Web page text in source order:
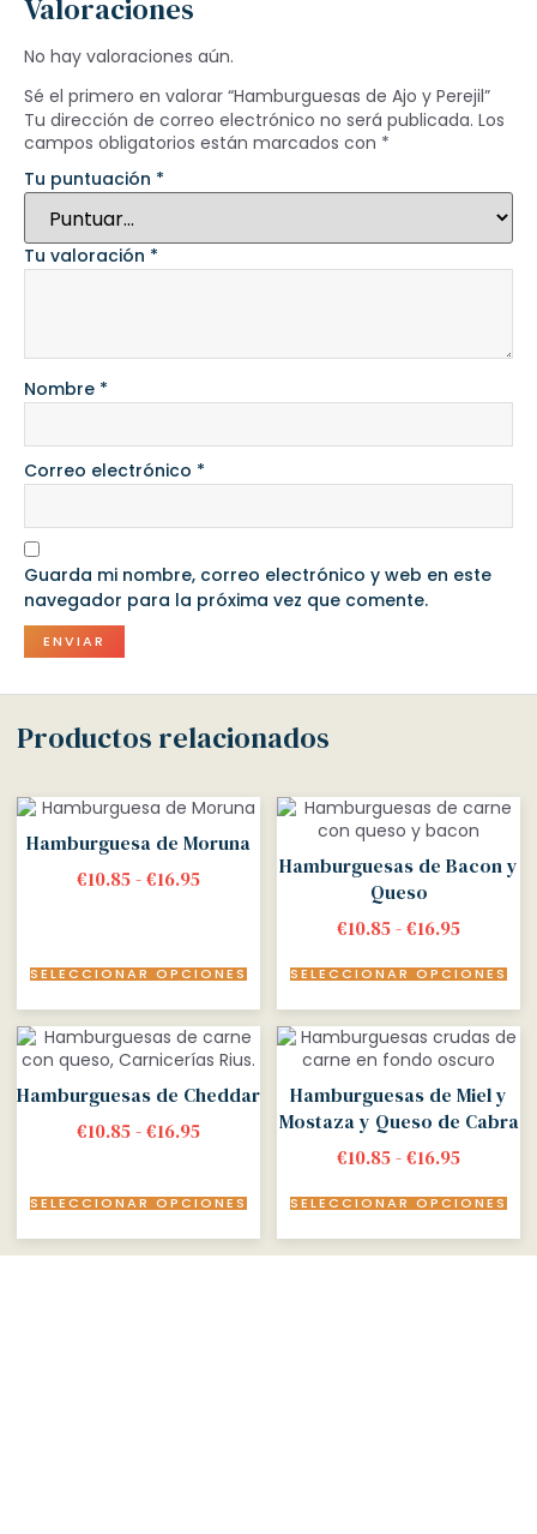
Valoraciones
No hay valoraciones aún.
Sé el primero en valorar “Hamburguesas de Ajo y Perejil”
Tu dirección de correo electrónico no será publicada. Los
campos obligatorios están marcados con *
Tu puntuación *
Tu valoración *
Nombre *
Correo electrónico *
Guarda mi nombre, correo electrónico y web en este
navegador para la próxima vez que comente.
Productos relacionados
Hamburguesa de Moruna
€10.85-€16.95
SELECCIONAR OPCIONES
Hamburguesas de Bacon y
Queso
€10.85-€16.95
SELECCIONAR OPCIONES
Hamburguesas de Cheddar
€10.85-€16.95
SELECCIONAR OPCIONES
Hamburguesas de Miel y
Mostaza y Queso de Cabra
€10.85-€16.95
SELECCIONAR OPCIONES